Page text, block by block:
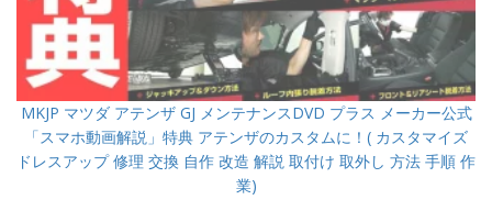
MKJP マツダ アテンザ GJ メンテナンスDVD プラス メーカー公式
「スマホ動画解説」特典 アテンザのカスタムに！( カスタマイズ
ドレスアップ 修理 交換 自作 改造 解説 取付け 取外し 方法 手順 作
業)